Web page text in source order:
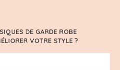
DE GARDE ROBE
VOTRE STYLE ?